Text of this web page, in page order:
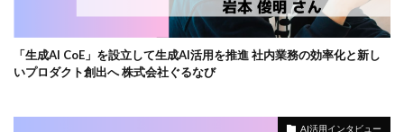
「生成AI CoE」を設立して生成AI活用を推進 社内業務の効率化と新し
いプロダクト創出へ 株式会社ぐるなび
AI活用インタビュー